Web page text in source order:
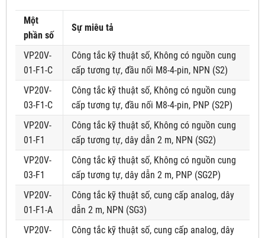
Một
phần số
Sự miêu tả
VP20V-
01-F1-C
Công tắc kỹ thuật số, Không có nguồn cung
cấp tương tự, đầu nối M8-4-pin, NPN (S2)
VP20V-
03-F1-C
Công tắc kỹ thuật số, Không có nguồn cung
cấp tương tự, đầu nối M8-4-pin, PNP (S2P)
VP20V-
01-F1
Công tắc kỹ thuật số, Không có nguồn cung
cấp tương tự, dây dẫn 2 m, NPN (SG2)
VP20V-
03-F1
Công tắc kỹ thuật số, Không có nguồn cung
cấp tương tự, dây dẫn 2 m, PNP (SG2P)
VP20V-
01-F1-A
Công tắc kỹ thuật số, cung cấp analog, dây
dẫn 2 m, NPN (SG3)
VP20V-
Công tắc kỹ thuật số, cung cấp analog, dây